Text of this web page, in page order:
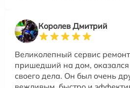
Королев Дмитрий
Великолепный сервис
пришедший на дом,
своего дела. Он был очень